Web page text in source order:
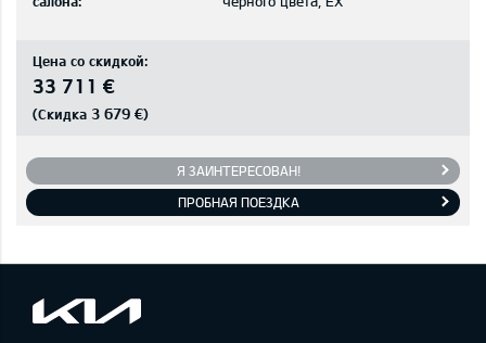
Цена со скидкой:
33 711 €
(Скидка 3 679 €)
Я ЗАИНТЕРЕСОВАН!
ПРОБНАЯ ПОЕЗДКА